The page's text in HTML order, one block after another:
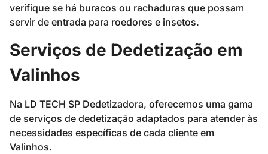
verifique se há buracos ou rachaduras que possam
servir de entrada para roedores e insetos.
Serviços de Dedetização em
Valinhos
Na LD TECH SP Dedetizadora, oferecemos uma gama
de serviços de dedetização adaptados para atender às
necessidades específicas de cada cliente em
Valinhos.